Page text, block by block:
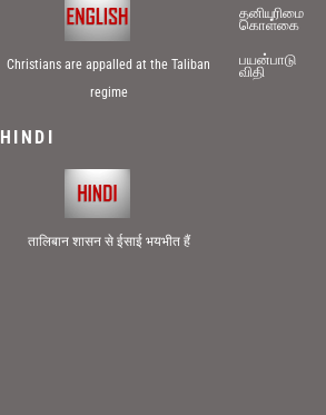
Christians are appalled at the Taliban
regime
HINDI
तालिबान शासन से ईसाई भयभीत हैं
தனியுரிமை
கொள்கை
பயன்பாடு
விதி